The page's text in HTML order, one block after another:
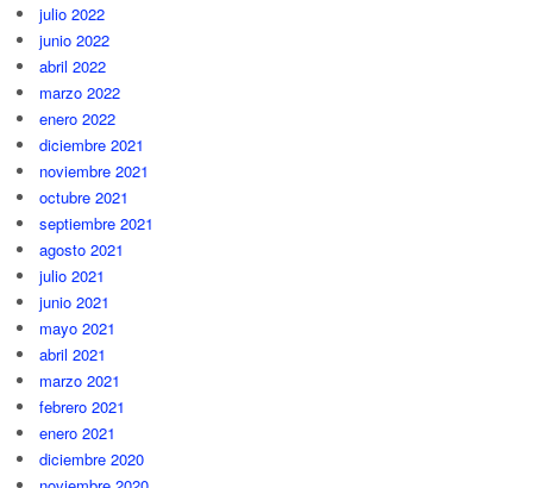
julio 2022
junio 2022
abril 2022
marzo 2022
enero 2022
diciembre 2021
noviembre 2021
octubre 2021
septiembre 2021
agosto 2021
julio 2021
junio 2021
mayo 2021
abril 2021
marzo 2021
febrero 2021
enero 2021
diciembre 2020